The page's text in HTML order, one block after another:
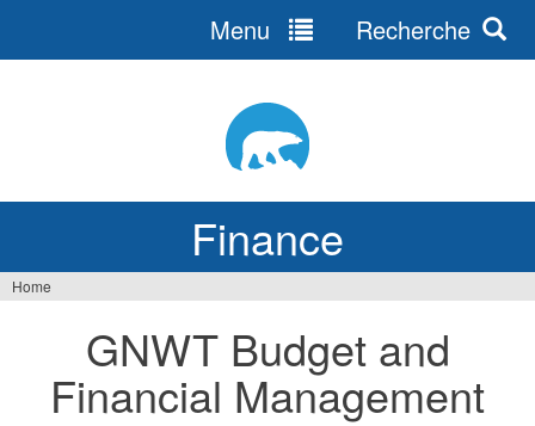
Finance
Menu Recherche
here
Home
GNWT Budget and
Financial Management